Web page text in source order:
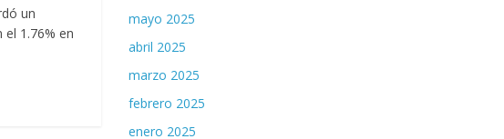
un
1.76% en
mayo 2025
abril 2025
marzo 2025
febrero 2025
enero 2025